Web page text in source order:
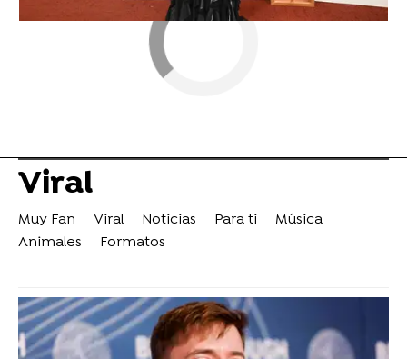
Viral
Muy Fan Viral Noticias Para ti
Música
Animales
Formatos